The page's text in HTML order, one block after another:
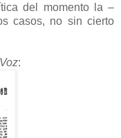
del momento la –
casos, no sin cierto
: